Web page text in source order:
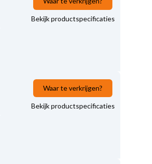
Bekijk productspecificaties
Waar te verkrijgen?
Bekijk productspecificaties